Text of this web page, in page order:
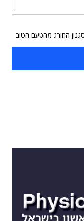
החורג מהטעם הטוב